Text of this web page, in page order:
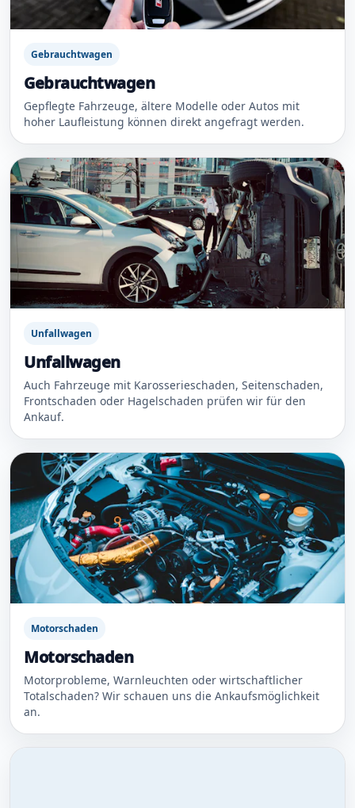
Gebrauchtwagen
Gebrauchtwagen
Gepflegte Fahrzeuge, ältere Modelle oder Autos mit
hoher Laufleistung können direkt angefragt werden.
Unfallwagen
Unfallwagen
Auch Fahrzeuge mit Karosserieschaden, Seitenschaden,
Frontschaden oder Hagelschaden prüfen wir für den
Ankauf.
Motorschaden
Motorschaden
Motorprobleme, Warnleuchten oder wirtschaftlicher
Totalschaden? Wir schauen uns die Ankaufsmöglichkeit
an.